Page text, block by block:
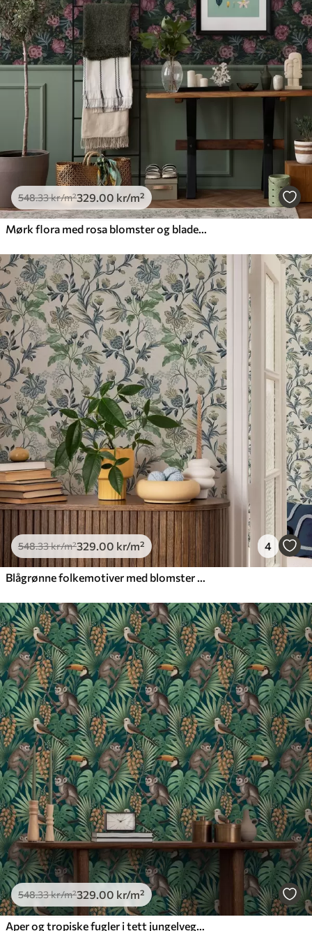
548.33kr/m²329.00 kr/m²
Mørk flora med rosa blomster og blader, mørk bakgrunn
548.33kr/m²329.00 kr/m² 4
Blågrønne folkemotiver med blomster og blader på kremfarget bakgrunn
548.33kr/m²329.00 kr/m²
Aper og tropiske fugler i tett jungelvegetasjon